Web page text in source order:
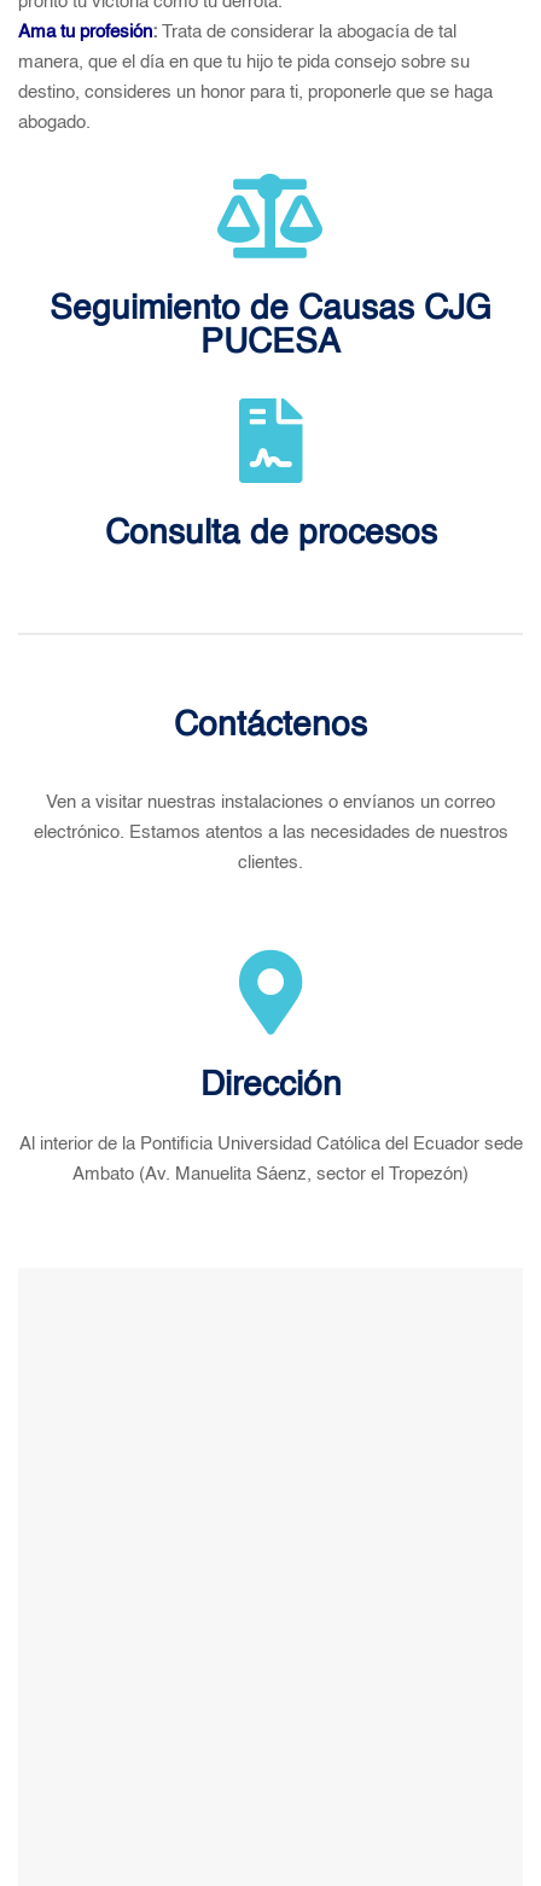
Ama tu profesión: Trata de considerar la abogacía de tal
manera, que el día en que tu hijo te pida consejo sobre su
destino, consideres un honor para ti, proponerle que se haga
abogado.
Seguimiento de Causas CJG
PUCESA
Consulta de procesos
Contáctenos
Ven a visitar nuestras instalaciones o envíanos un correo
electrónico. Estamos atentos a las necesidades de nuestros
clientes.
Dirección
Al interior de la Pontificia Universidad Católica del Ecuador sede
Ambato (Av. Manuelita Sáenz, sector el Tropezón)